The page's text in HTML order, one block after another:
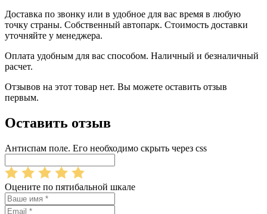
Доставка по звонку или в удобное для вас время в любую
точку страны. Собственный автопарк. Стоимость доставки
уточняйте у менеджера.
Оплата удобным для вас способом. Наличный и безналичный
расчет.
Отзывов на этот товар нет. Вы можете оставить отзыв
первым.
Оставить отзыв
Антиспам поле. Его необходимо скрыть через css
Оцените по пятибальной шкале